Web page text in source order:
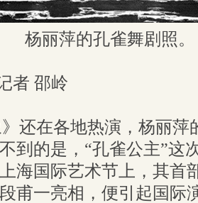
孔雀舞剧照。
者 邵岭
还在各地热演，杨丽萍
到的是，“孔雀公主”这
海国际艺术节上，其首
甫一亮相，便引起国际